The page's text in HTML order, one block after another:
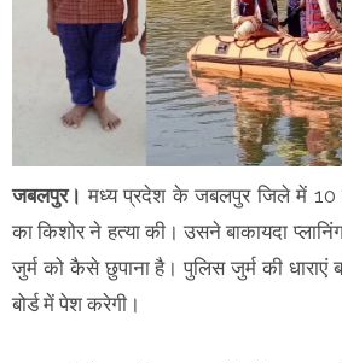
जबलपुर। मध्य प्रदेश के जबलपुर जिले में 10
का किशोर ने हत्या की। उसने बाकायदा
जुर्म को कैसे छुपाना है। पुलिस जुर्म की धाराएं
बोर्ड में पेश करेगी।